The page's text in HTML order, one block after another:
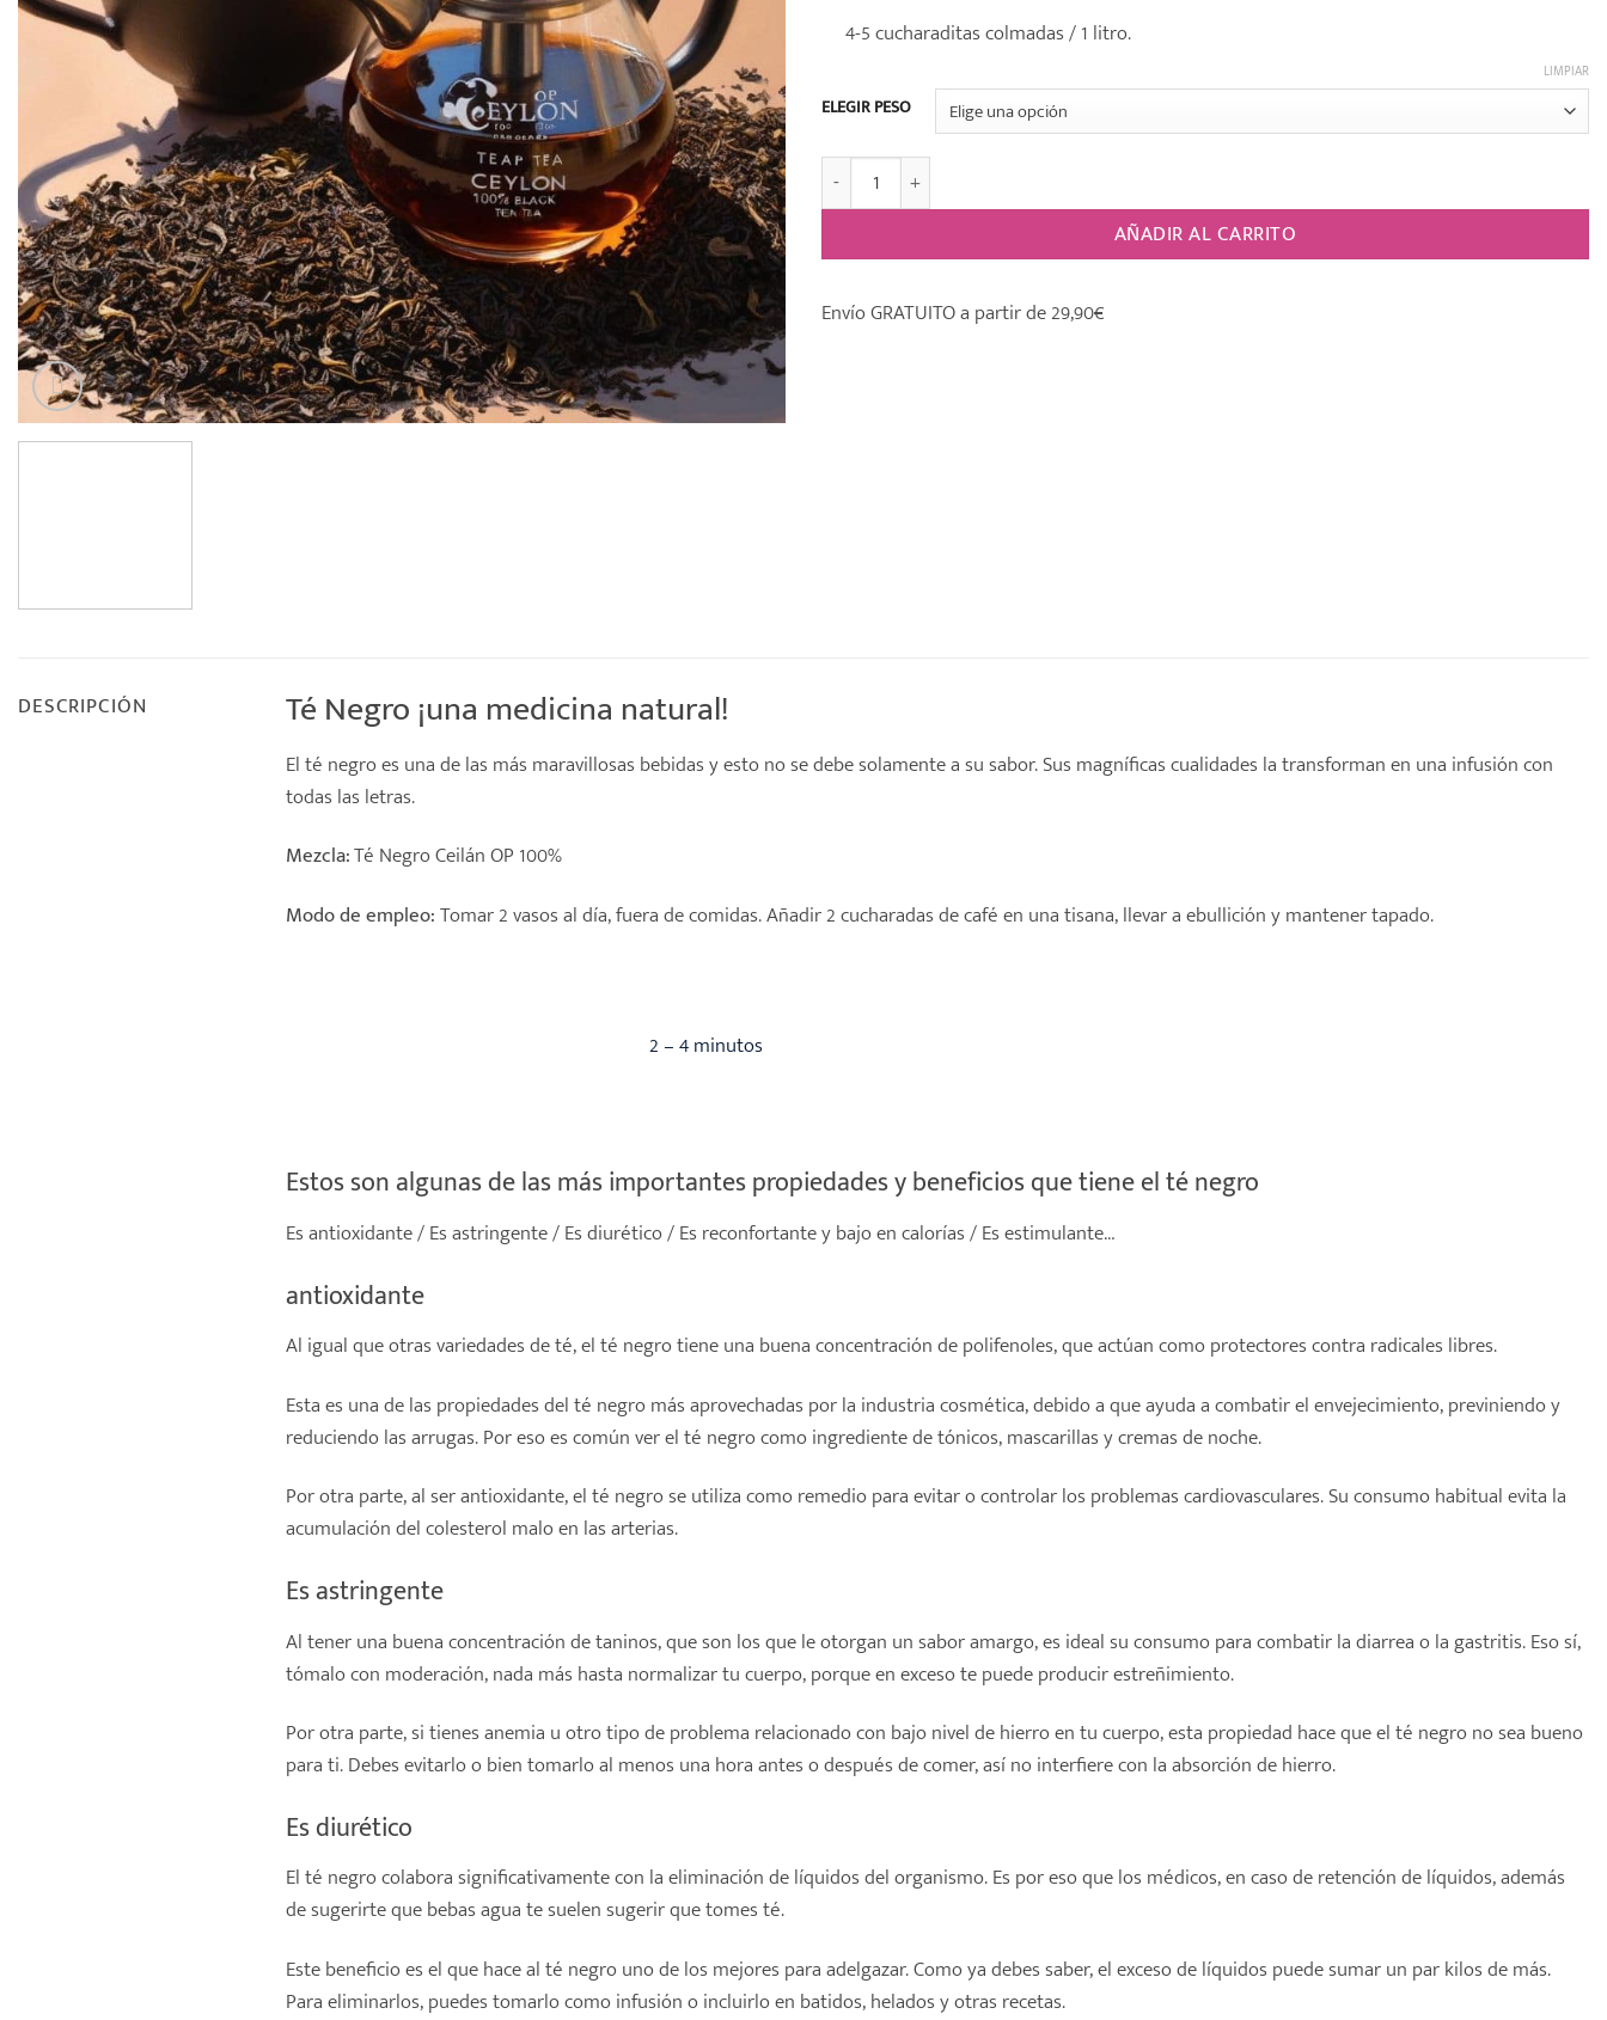
4-5 cucharaditas colmadas / 1 litro.
ELEGIR PESO
LIMPIAR
Té Negro Ceilán OP 100% cantidad
AÑADIR AL CARRITO
Envío GRATUITO a partir de 29,90€
DESCRIPCIÓN Té Negro ¡una medicina natural!
Elté negroes una de las más maravillosas bebidas y esto no se debe solamente a su sabor. Sus magníficas cualidades la transforman en una infusión con
todas las letras.
Mezcla:Té Negro Ceilán OP 100%
Modo de empleo:Tomar 2 vasos al día, fuera de comidas. Añadir 2 cucharadas de café en unatisana, llevar a ebullición y mantener tapado.
2 – 4 minutos
Estos son algunas de las más importantes propiedades y beneficios que tiene el té negro
Es antioxidante / Es astringente / Es diurético / Es reconfortante y bajo en calorías / Es estimulante…
antioxidante
Al igual que otras variedades de té, el té negro tiene una buena concentración de polifenoles, que actúan como protectores contra radicales libres.
Esta es una de las propiedades del té negro más aprovechadas por la industria cosmética, debido a que ayuda a combatir el envejecimiento, previniendo y
reduciendo las arrugas. Por eso es común ver el té negro como ingrediente de tónicos, mascarillas y cremas de noche.
Por otra parte, al ser antioxidante, el té negro se utiliza como remedio para evitar o controlar los problemas cardiovasculares. Su consumo habitual evita la
acumulación del colesterol malo en las arterias.
Es astringente
Al tener una buena concentración de taninos, que son los que le otorgan un sabor amargo, es ideal su consumo para combatir la diarrea o la gastritis. Eso sí,
tómalo con moderación, nada más hasta normalizar tu cuerpo, porque en exceso te puede producir estreñimiento.
Por otra parte, si tienes anemia u otro tipo de problema relacionado con bajo nivel de hierro en tu cuerpo, esta propiedad hace que el té negro no sea bueno
para ti. Debes evitarlo o bien tomarlo al menos una hora antes o después de comer, así no interfiere con la absorción de hierro.
Es diurético
El té negro colabora significativamente con la eliminación de líquidos del organismo. Es por eso que los médicos, en caso de retención de líquidos, además
de sugerirte que bebas agua te suelen sugerir que tomes té.
Este beneficio es el que hace al té negro uno de los mejores para adelgazar. Como ya debes saber, el exceso de líquidos puede sumar un par kilos de más.
Para eliminarlos, puedes tomarlo como infusión o incluirlo en batidos, helados y otras recetas.